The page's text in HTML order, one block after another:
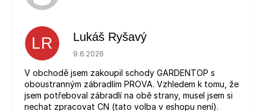
LR Lukáš Ryšavý
Hodnocení obchodu je 5 z 5 hvězdiček.
9.6.2026
V obchodě jsem zakoupil schody GARDENTOP s
oboustranným zábradlím PROVA. Vzhledem k tomu, že
jsem potřeboval zábradlí na obě strany, musel jsem si
nechat zpracovat CN (tato volba v eshopu není).